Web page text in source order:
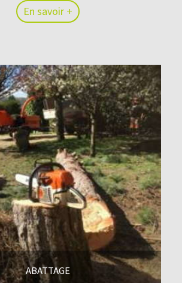
En savoir +
ABATTAGE